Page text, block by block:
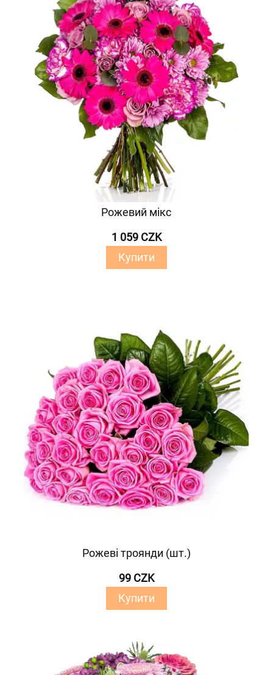
Рожевий мікс
1 059 CZK
Купити
Рожеві троянди (шт.)
99 CZK
Купити